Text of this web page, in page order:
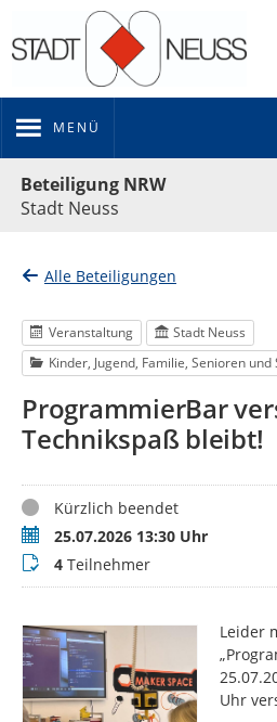
MENÜ
Beteiligung NRW
Stadt Neuss
Alle Beteiligungen
Veranstaltung
Stadt Neuss
Kinder, Jugend, Familie, Senioren und
ProgrammierBar
Technikspaß bleibt!
StatusKürzlich beendet
Termin25.07.2026 13:30 Uhr
Teilnehmer
4 Teilnehmer
Leider
Uhr